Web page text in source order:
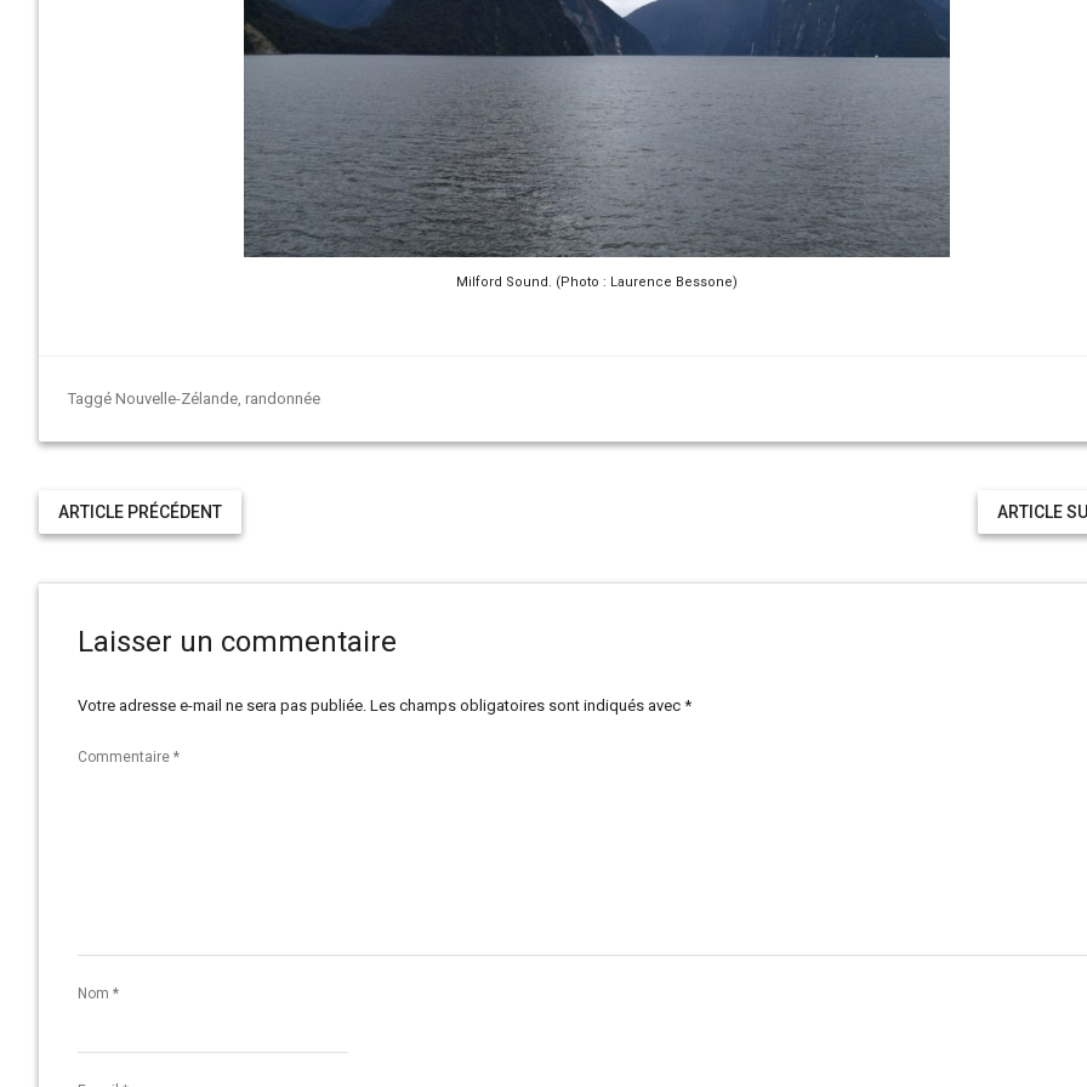
Milford Sound. (Photo : Laurence Bessone)
Taggé Nouvelle-Zélande randonnée
ARTICLE
ARTICLE PRÉCÉDENT
Laisser un commentaire
Votre adresse e-mail ne sera pas publiée. Les champs obligatoires sont indiqués avec *
Commentaire *
Nom *